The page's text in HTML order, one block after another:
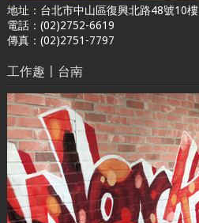
地址：台北市中山區復興北路48號10樓
電話：(02)2752-6619
傳真：(02)2751-7797
工作趣〡台南